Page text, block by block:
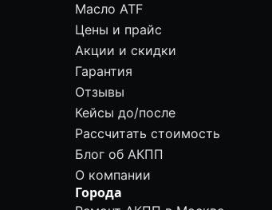
Масло ATF
Цены и прайс
Акции и скидки
Гарантия
Отзывы
Кейсы до/после
Рассчитать стоимость
Блог об АКПП
О компании
Города